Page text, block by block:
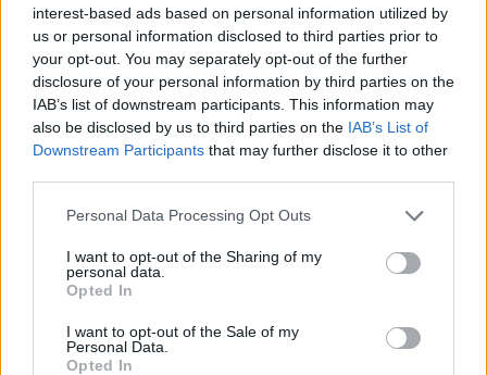
interest-based ads based on personal information utilized by
us or personal information disclosed to third parties prior to
your opt-out. You may separately opt-out of the further
disclosure of your personal information by third parties on the
IAB’s list of downstream participants. This information may
also be disclosed by us to third parties on the IAB’s List of
Downstream Participants that may further disclose it to other
Please note that this website/app uses one or more Google
not limited to your visit or usage behaviour. You may click to
grant or deny consent to Google and its third-party tags to
use your data for below specified purposes in below Google
consent section.
Personal Data Processing Opt Outs
I want to opt-out of the Sharing of my
personal data.
Opted In
I want to opt-out of the Sale of my
Personal Data.
Opted In
50 /50
2000 /2000
Υποβολή σχολίου
Όροι Χρήσης. Το site προστατεύεται από reCAPTCHA, ισχύουν
Πολιτική Απορρήτου
Lifestyle
ΠΑΣΧΑΛΗΣ ΤΕΡΖΗΣ